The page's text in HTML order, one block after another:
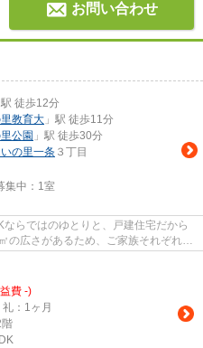
お問い合わせ
駅 徒歩12分
教育大 」駅 徒歩11分
公園 」駅 徒歩30分
の里一条 ３丁目
中： 1室
らではのゆとりと、戸建住宅だから
費 -)
：1ヶ月